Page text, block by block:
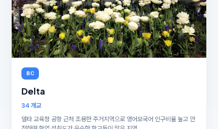
BC
Delta
34 개교
델타 교육청 공항 근처 조용한 주거지역으로 영어모국어 인구비율 높고 안